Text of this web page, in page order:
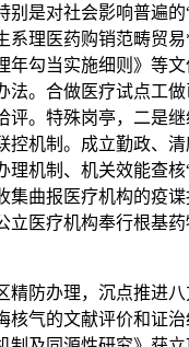
别是对社会影响普遍的
系理医药购销范畴贸
年勾当实施细则》等
法。合做医疗试点工
评。特殊岗亭，二是
控机制。成立勤政、
理机制、机关效能查核
集曲报医疗机构的疫谍
立医疗机构奉行根基
防办理，沉点推进八
核气的文献评价和证